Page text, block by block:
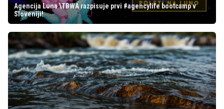
Agencija Luna \TBWA razpisuje prvi #agencylife bootcamp v
Sloveniji!